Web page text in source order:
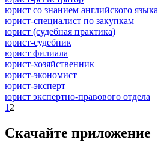
юрист со знанием английского языка
юрист-специалист по закупкам
юрист (судебная практика)
юрист-судебник
юрист филиала
юрист-хозяйственник
юрист-экономист
юрист-эксперт
юрист экспертно-правового отдела
1 2
Скачайте приложение